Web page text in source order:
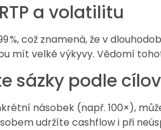
a volatilitu
99 %, což znamená, že v
mít velké výkyvy. Vědomí
sázky podle
násobek (např. 100×),
udržíte cashflow i při